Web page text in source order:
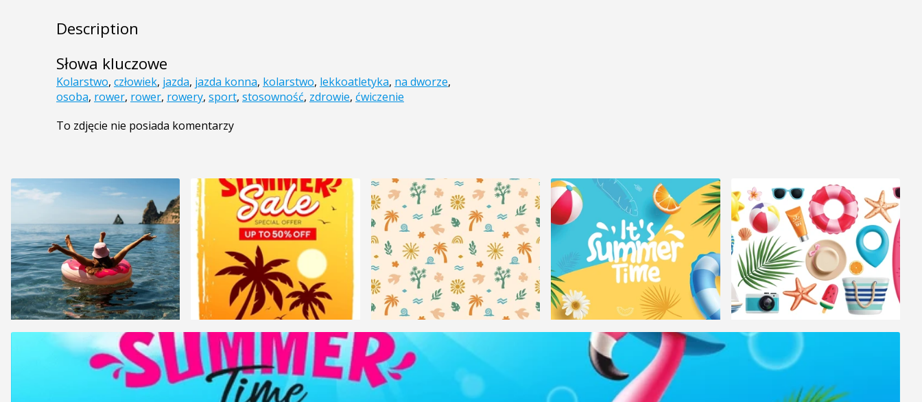
Description
Słowa kluczowe
Kolarstwo, człowiek, jazda, jazda konna, kolarstwo, lekkoatletyka, na dworze,
osoba, rower, rower, rowery, sport, stosowność, zdrowie, ćwiczenie
To zdjęcie nie posiada komentarzy